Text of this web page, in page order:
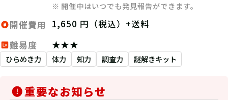
※ 開催中はいつでも発見報告ができます。
開催費用
1,650 円（税込）+送料
難易度
★★★
ひらめき力 体力 知力 調査力 謎解きキット
重要なお知らせ